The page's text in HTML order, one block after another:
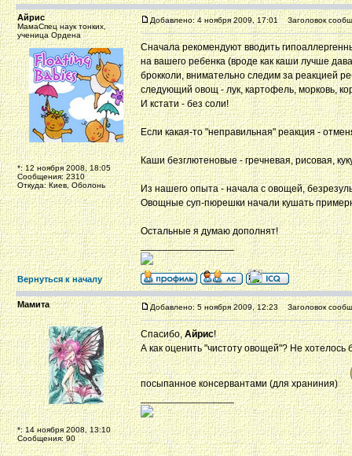
Айрис
МамаСпец наук тонких,
ученица Ордена
*: 12 ноября 2008, 18:05
Сообщения: 2310
Откуда: Киев, Оболонь
Добавлено: 4 ноября 2009, 17:01 Заголовок
Сначала рекомендуют вводить
на вашего ребенка (вроде как каши лучше
брокколи, внимательно следим за реакцией
следующий овощ - лук, картофель, морковь,
И кстати - без соли!
Если какая-то "неправильная" реакция -
Каши безглютеновые - гречневая, рисовая,
Из нашего опыта - начала с овощей,
Овощные суп-пюрешки начали кушать
Остальные я думаю дополнят!
_________________
Вернуться к началу
Мамита
*: 14 ноября 2008, 13:10
Сообщения: 90
Добавлено: 5 ноября 2009, 12:23 Заголовок
Спасибо,Айрис!
А как оценить "чистоту овощей"? Не
посыпанное консервантами (для храниния)
_________________